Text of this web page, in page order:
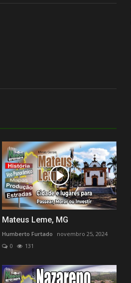
Mateus Leme, MG
Humberto Furtado
novembro 25, 2024
0
131
em Madeiras
agosto 7, 2023 0
Tábua de Carne, etc.